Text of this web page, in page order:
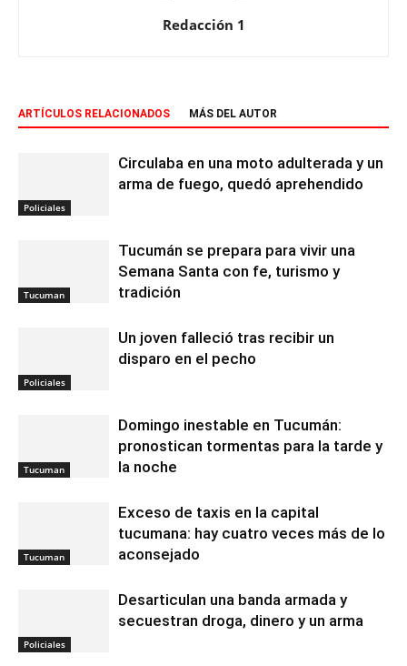
Redacción 1
ARTÍCULOS RELACIONADOS MÁS DEL AUTOR
Policiales
Circulaba en una moto adulterada y un
arma de fuego, quedó aprehendido
Tucuman
Tucumán se prepara para vivir una
Semana Santa con fe, turismo y
tradición
Policiales
Un joven falleció tras recibir un
disparo en el pecho
Tucuman
Domingo inestable en Tucumán:
pronostican tormentas para la tarde y
la noche
Tucuman
Exceso de taxis en la capital
tucumana: hay cuatro veces más de lo
aconsejado
Policiales
Desarticulan una banda armada y
secuestran droga, dinero y un arma